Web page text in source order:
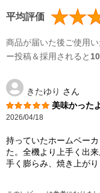
平均評価
商品が届いた後ご使用い
ー投稿＆採用されると
きたゆり さん
美味かったよ
2026/04/18
持っていたホームベー
た。全機より上手く出
手く膨らみ、焼き上が